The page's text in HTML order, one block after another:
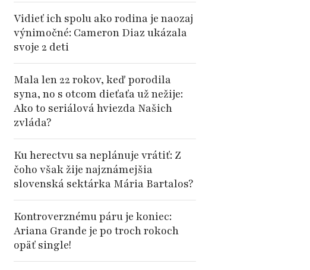
Vidieť ich spolu ako rodina je naozaj
výnimočné: Cameron Diaz ukázala
svoje 2 deti
Mala len 22 rokov, keď porodila
syna, no s otcom dieťaťa už nežije:
Ako to seriálová hviezda Našich
zvláda?
Ku herectvu sa neplánuje vrátiť: Z
čoho však žije najznámejšia
slovenská sektárka Mária Bartalos?
Kontroverznému páru je koniec:
Ariana Grande je po troch rokoch
opäť single!